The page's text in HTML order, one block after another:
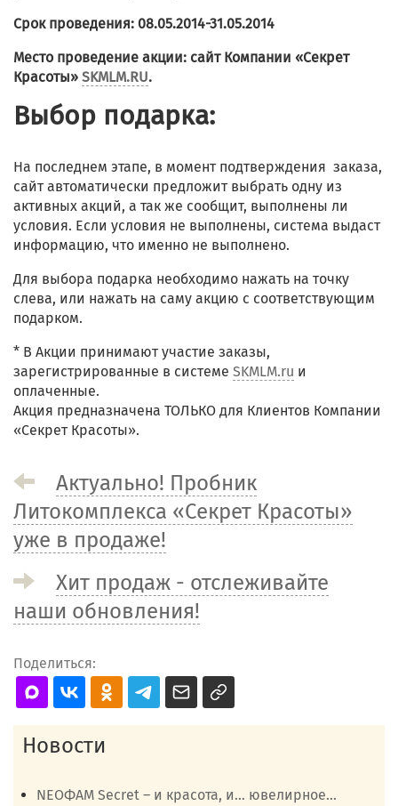
Срок проведения: 08.05.2014-31.05.2014
Место проведение акции: сайт Компании «Секрет
Красоты» SKMLM.RU.
Выбор подарка:
На последнем этапе, в момент подтверждения заказа,
сайт автоматически предложит выбрать одну из
активных акций, а так же сообщит, выполнены ли
условия. Если условия не выполнены, система выдаст
информацию, что именно не выполнено.
Для выбора подарка необходимо нажать на точку
слева, или нажать на саму акцию с соответствующим
подарком.
* В Акции принимают участие заказы,
зарегистрированные в системе SKMLM.ru и
оплаченные.
Акция предназначена ТОЛЬКО для Клиентов Компании
«Секрет Красоты».
Актуально! Пробник
Литокомплекса «Секрет Красоты»
уже в продаже!
Хит продаж - отслеживайте
наши обновления!
Поделиться:
Новости
NEOФАМ Secret – и красота, и… ювелирное...